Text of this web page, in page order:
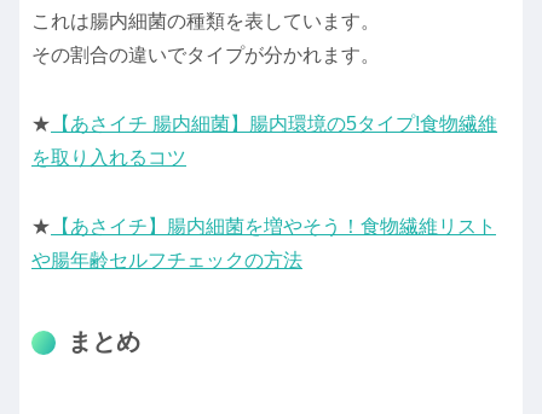
これは腸内細菌の種類を表しています。
その割合の違いでタイプが分かれます。
★ 【あさイチ 腸内細菌】腸内環境の5タイプ!食物繊維
を取り入れるコツ
★ 【あさイチ】腸内細菌を増やそう！食物繊維リスト
や腸年齢セルフチェックの方法
まとめ